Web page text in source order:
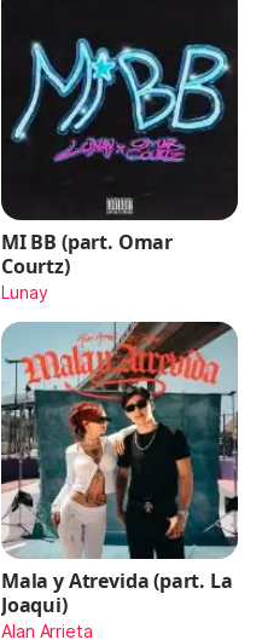
MI BB (part. Omar
Courtz)
Lunay
Mala y Atrevida (part. La
Joaqui)
Alan Arrieta